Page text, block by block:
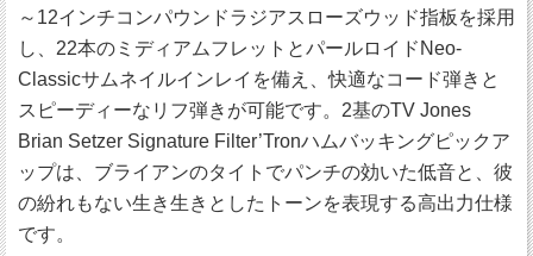
～12インチコンパウンドラジアスローズウッド指板を採用
し、22本のミディアムフレットとパールロイドNeo-
Classicサムネイルインレイを備え、快適なコード弾きと
スピーディーなリフ弾きが可能です。2基のTV Jones
Brian Setzer Signature Filter’Tronハムバッキングピックア
ップは、ブライアンのタイトでパンチの効いた低音と、彼
の紛れもない生き生きとしたトーンを表現する高出力仕様
です。